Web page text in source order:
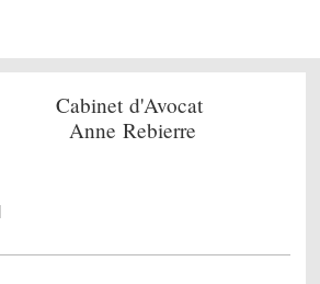
Cabinet d'Avocat
Anne Rebierre